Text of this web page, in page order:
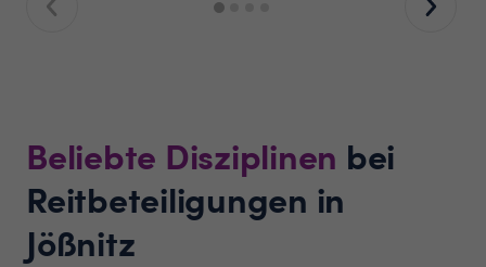
Beliebte Disziplinen bei
Reitbeteiligungen in
Jößnitz